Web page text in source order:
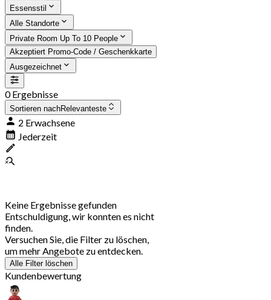
Essensstil
Alle Standorte
Private Room Up To 10 People
Akzeptiert Promo-Code / Geschenkkarte
Ausgezeichnet
0 Ergebnisse
Sortieren nachRelevanteste
2 Erwachsene
Jederzeit
Keine Ergebnisse gefunden
Entschuldigung, wir konnten es nicht
finden.
Versuchen Sie, die Filter zu löschen,
um mehr Angebote zu entdecken.
Alle Filter löschen
Kundenbewertung